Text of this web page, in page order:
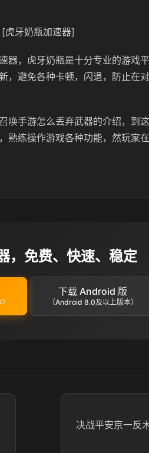
[虎牙奶瓶加速器]
器，虎牙奶瓶是十分专业的游戏
，避免各种卡顿，闪退，防止在
唤手游怎么丢弃武器的介绍，到
熟练操作游戏各种功能，然玩家
，免费、快速、稳定
下载 Android 版
（Android 8.0及以上版本）
决战平安京一反